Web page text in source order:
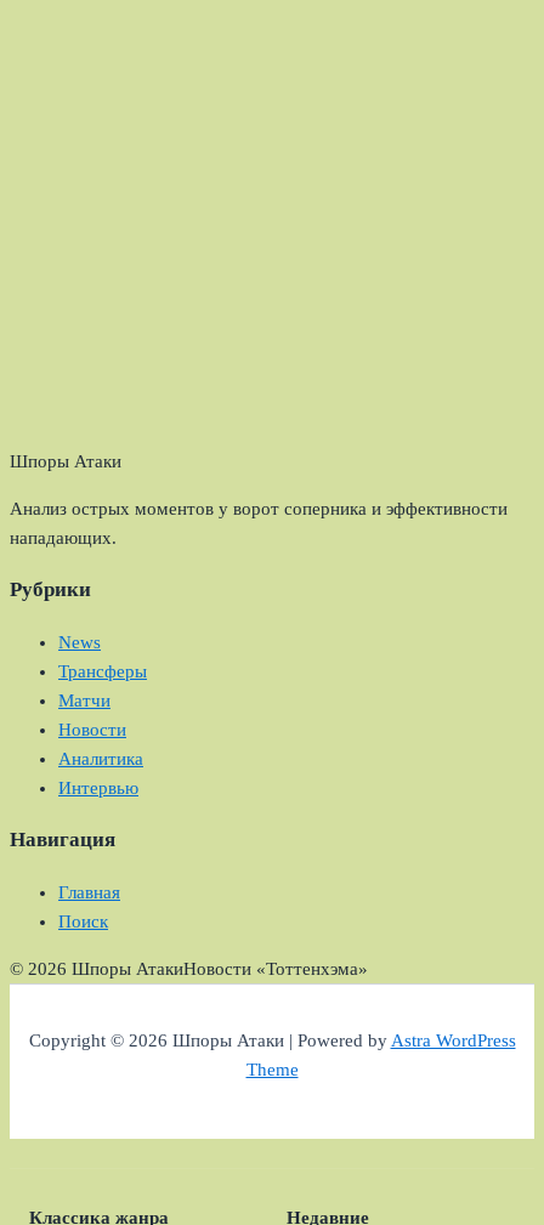
Шпоры Атаки
Анализ острых моментов у ворот соперника и эффективности
нападающих.
Рубрики
News
Трансферы
Матчи
Новости
Аналитика
Интервью
Навигация
Главная
Поиск
© 2026 Шпоры АтакиНовости «Тоттенхэма»
Copyright © 2026 Шпоры Атаки | Powered byAstra WordPress
Theme
Классика жанра Недавние